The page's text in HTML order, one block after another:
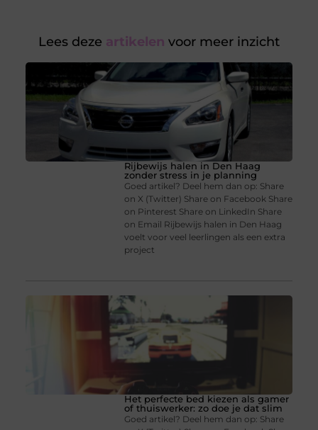
Lees deze artikelen voor meer inzicht
Rijbewijs halen in Den Haag
zonder stress in je planning
Goed artikel? Deel hem dan op: Share
on X (Twitter) Share on Facebook Share
on Pinterest Share on LinkedIn Share
on Email Rijbewijs halen in Den Haag
voelt voor veel leerlingen als een extra
project
Het perfecte bed kiezen als gamer
of thuiswerker: zo doe je dat slim
Goed artikel? Deel hem dan op: Share